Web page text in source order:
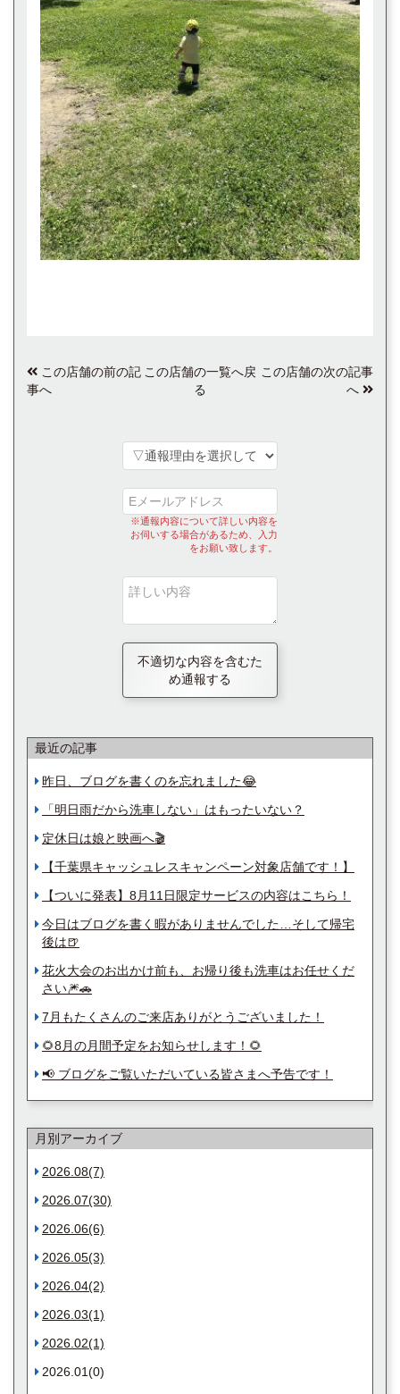
この店舗の前の記
事へ
この店舗の一覧へ戻
る
この店舗の次の記事
へ
※通報内容について詳しい内容を
お伺いする場合があるため、入力
をお願い致します。
不適切な内容を含むた
め通報する
最近の記事
昨日、ブログを書くのを忘れました😂
「明日雨だから洗車しない」はもったいない？
定休日は娘と映画へ🎬
【千葉県キャッシュレスキャンペーン対象店舗です！】
【ついに発表】8月11日限定サービスの内容はこちら！
今日はブログを書く暇がありませんでした…そして帰宅
後は🍺
花火大会のお出かけ前も、お帰り後も洗車はお任せくだ
さい🎆🚗
7月もたくさんのご来店ありがとうございました！
🌻8月の月間予定をお知らせします！🌻
📢 ブログをご覧いただいている皆さまへ予告です！
月別アーカイブ
2026.08(7)
2026.07(30)
2026.06(6)
2026.05(3)
2026.04(2)
2026.03(1)
2026.02(1)
2026.01(0)